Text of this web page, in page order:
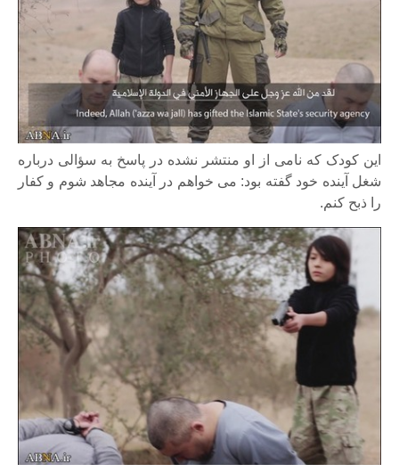
این کودک که نامی از او منتشر نشده در پاسخ به سؤالی درباره
شغل آینده خود گفته بود: می خواهم در آینده مجاهد شوم و کفار
را ذبح کنم.